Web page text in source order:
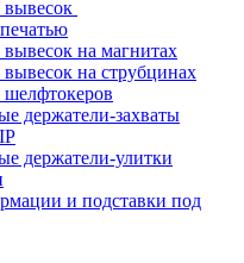
на магнитах
на струбцинах
держатели-захваты
держатели-улитки
и подставки под